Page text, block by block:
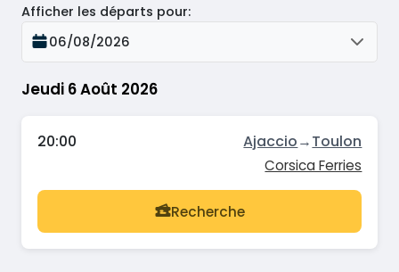
Jeudi 6 Août 2026
Afficher les départs pour:
06/08/2026
20:00 Ajaccio→Toulon
Corsica Ferries
Recherche